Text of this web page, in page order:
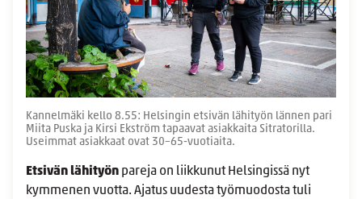
Kannelmäki kello 8.55: Helsingin etsivän lähityön lännen pari
Miita Puska ja Kirsi Ekström tapaavat asiakkaita Sitratorilla.
Useimmat asiakkaat ovat 30–65-vuotiaita.
Etsivän lähityön pareja on liikkunut Helsingissä nyt
kymmenen vuotta. Ajatus uudesta työmuodosta tuli